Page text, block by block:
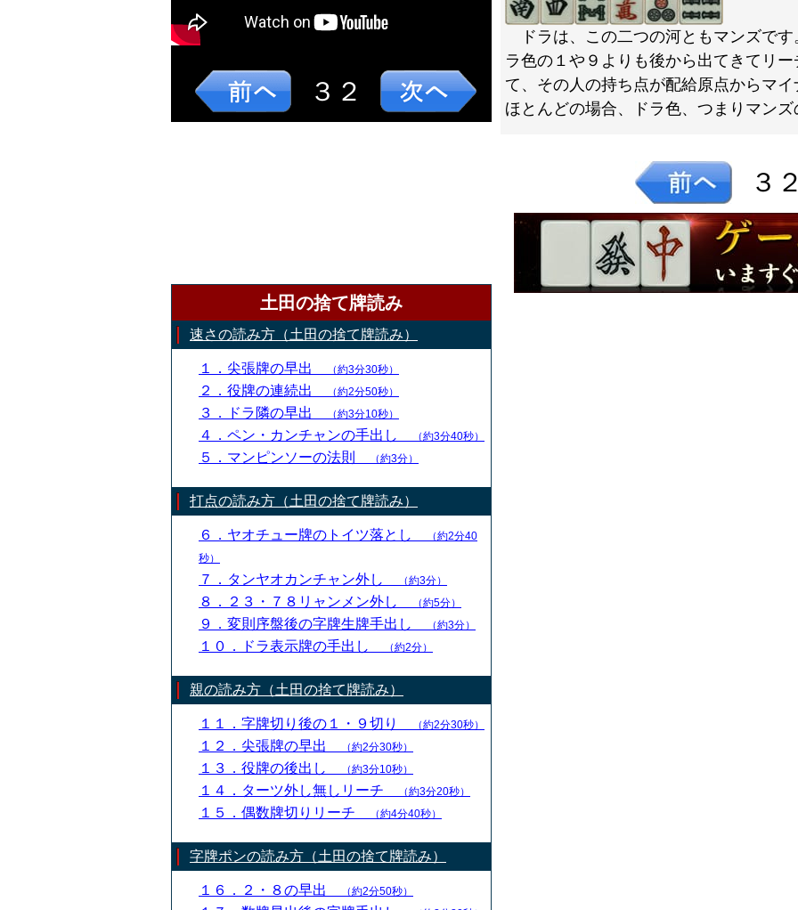
３２
土田の捨て牌読み
速さの読み方（土田の捨て牌読み）
１．尖張牌の早出 （約3分30秒）
２．役牌の連続出 （約2分50秒）
３．ドラ隣の早出 （約3分10秒）
４．ペン・カンチャンの手出し （約3分40秒）
５．マンピンソーの法則 （約3分）
打点の読み方（土田の捨て牌読み）
６．ヤオチュー牌のトイツ落とし
（約2分40
秒）
７．タンヤオカンチャン外し （約3分）
８．２３・７８リャンメン外し （約5分）
９．変則序盤後の字牌生牌手出し （約3分）
１０．ドラ表示牌の手出し （約2分）
親の読み方（土田の捨て牌読み）
１１．字牌切り後の１・９切り （約2分30秒）
１２．尖張牌の早出 （約2分30秒）
１３．役牌の後出し （約3分10秒）
１４．ターツ外し無しリーチ （約3分20秒）
１５．偶数牌切りリーチ （約4分40秒）
字牌ポンの読み方（土田の捨て牌読み）
１６．２・８の早出 （約2分50秒）
ドラは、この二つの河ともマンズで
ラ色の１や９よりも後から出てきてリ
て、その人の持ち点が配給原点からマ
ほとんどの場合、ドラ色、つまりマン
３